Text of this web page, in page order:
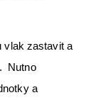
vlak zastavit a
Nutno
a